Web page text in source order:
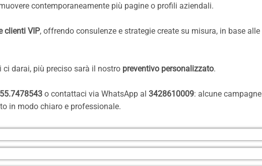
contemporaneamente più pagine o profili aziendali.
clienti VIP, offrendo consulenze e strategie create su misura, in base alle
darai, più preciso sarà il nostro preventivo personalizzato.
o contattaci via WhatsApp al 3428610009: alcune campagne
in modo chiaro e professionale.